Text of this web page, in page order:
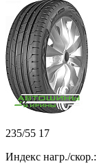
235/55 17
Индекс нагр./